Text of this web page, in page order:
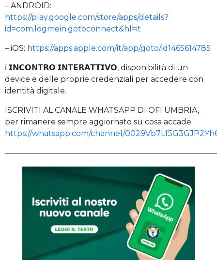
– ANDROID:
https://play.google.com/store/apps/details?
id=com.logmein.gotoconnect&hl=it
– iOS: https://apps.apple.com/it/app/goto/id1465614785
ℹ️ 𝗜𝗡𝗖𝗢𝗡𝗧𝗥𝗢 𝗜𝗡𝗧𝗘𝗥𝗔𝗧𝗧𝗜𝗩𝗢, disponibilità di un
device e delle proprie credenziali per accedere con
identità digitale.
ISCRIVITI AL CANALE WHATSAPP DI OFI UMBRIA,
per rimanere sempre aggiornato su cosa accade:
https://whatsapp.com/channel/